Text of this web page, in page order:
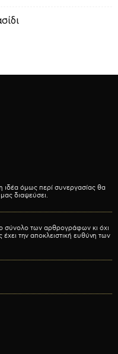
όμως περί συνεργασίας θα
διαψεύσει.
των αρθρογράφων κι όχι
την αποκλειστική ευθύνη των